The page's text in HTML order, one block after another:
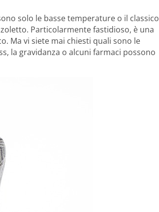
solo le basse temperature o il classico
Particolarmente fastidioso, è una
Ma vi siete mai chiesti quali sono le
la gravidanza o alcuni farmaci possono